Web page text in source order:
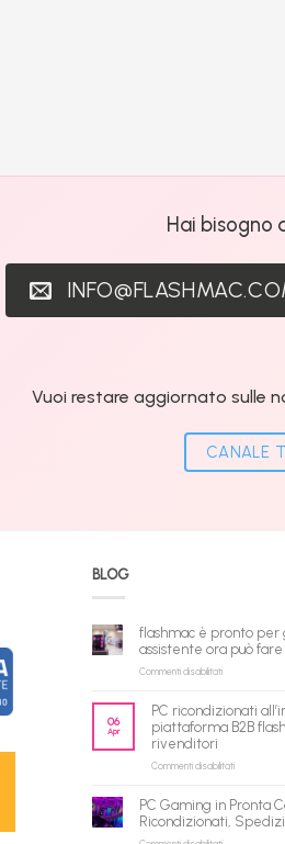
Hai bisogno
Vuoi restare aggiornato sulle
CANALE
BLOG
flashmac è pronto per
assistente ora può
Commenti disabilitatisu
pronto
per
agenti
tuo
assistente
06
Apr
PC ricondizionati
piattaforma B2B
rivenditori
Commenti disabilitatisu
all’ingrosso:
la
PC Gaming in Pronta
Ricondizionati,